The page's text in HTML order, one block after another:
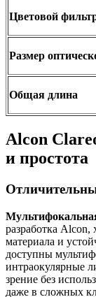
Цветовой
Размер
Общая длина
Alcon
и простота
разработка
материала и
доступны
интраокулярные
зрение без
даже в сложных